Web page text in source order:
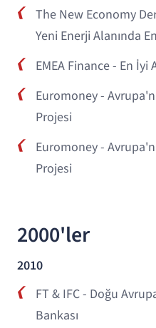
The New Economy
Yeni Enerji Alanında
EMEA Finance - En İyi
Euromoney -
Projesi
Euromoney -
Projesi
2000'ler
2010
FT & IFC - Doğu
Bankası